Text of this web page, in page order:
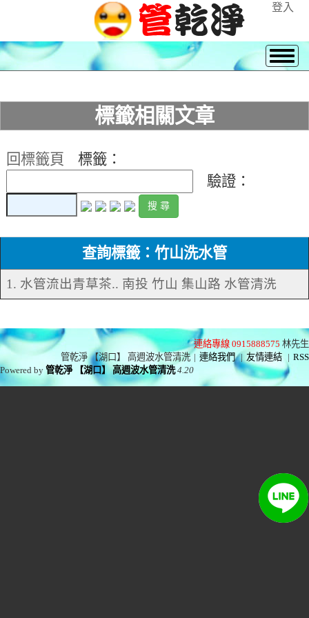
登入
標籤相關文章
回標籤頁
標籤：
驗證：
查詢標籤：竹山洗水管
1. 水管流出青草茶.. 南投 竹山 集山路 水管清洗
連絡專線 0915888575 林先生
管乾淨 【湖口】 高週波水管清洗 | 連絡我們 | 友情連結 | RSS
Powered by管乾淨 【湖口】 高週波水管清洗 4.20